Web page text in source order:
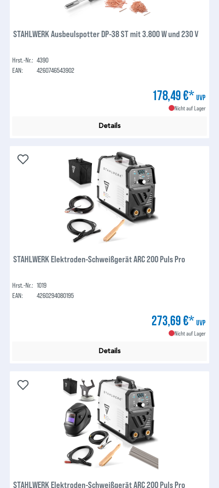
STAHLWERK Ausbeulspotter DP-38 ST mit 3.800 W und 230 V
Hrst.-Nr.: 4390
EAN:
4260746543902
178,49 €* UVP
Nicht auf Lager
Details
STAHLWERK Elektroden-Schweißgerät ARC 200 Puls Pro
Hrst.-Nr.: 1019
EAN:
4260294080195
273,69 €* UVP
Nicht auf Lager
Details
STAHLWERK Elektroden-Schweißgerät ARC 200 Puls Pro